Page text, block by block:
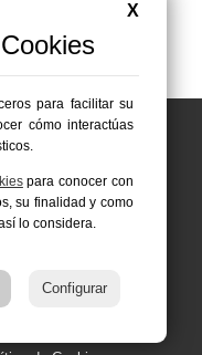
X
para facilitar su
cómo interactúas
para conocer con
su finalidad y como
lo considera.
Configurar